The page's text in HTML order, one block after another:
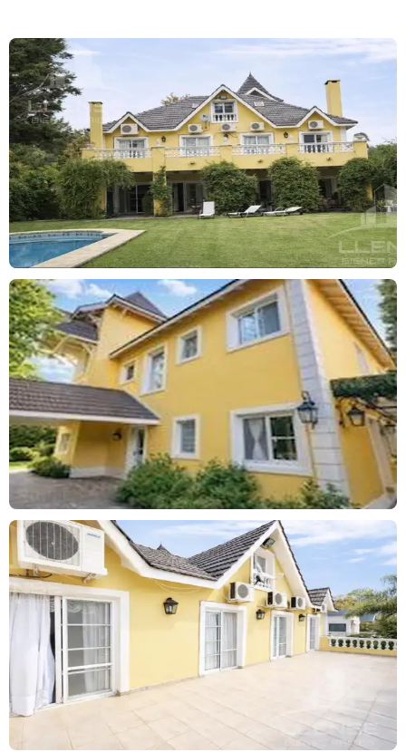
independiente con baño de servicio y la doble circulación
completan este nivel, permitiendo un flujo eficiente entre los
espacios.
Subiendo a la planta alta, se encuentra la suite principal que
ofrece un baño con hidromasaje y ducha escocesa, acompañado
de un amplio vestidor. Tres dormitorios adicionales comparten un
baño con bañera, y todos cuentan con acceso directo a una
terraza que proporciona un espacio exterior privado y relajante.
El tercer piso alberga una baulera y un versátil playroom u oficina
con baño, adaptándose a las necesidades de cualquier familia.
El exterior de la casa invita al disfrute con una galería que incluye
una parrilla, una piscina revestida con venecitas, y un horno de
barro, ideales para el esparcimiento. Un sistema de riego
automático mantiene el jardín en perfectas condiciones, mientras
que la cochera semi cubierta ofrece comodidad adicional.
Cada ambiente de la casa está equipado con aire acondicionado
frío-calor y radiadores, garantizando el máximo confort durante
todo el año. La propiedad cuenta con una caldera Peisa
recientemente instalada, añadiendo valor y eficiencia al hogar.
Con 20 años de antiguedad, esta casa representa una
oportunidad única para aquellos que buscan una residencia en un
entorno exclusivo y natural, con todas las comodidades
modernas y un diseño que favorece el bienestar y la calidad de
vida.